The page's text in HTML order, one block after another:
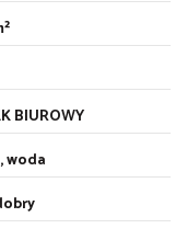
BIUROWY
woda